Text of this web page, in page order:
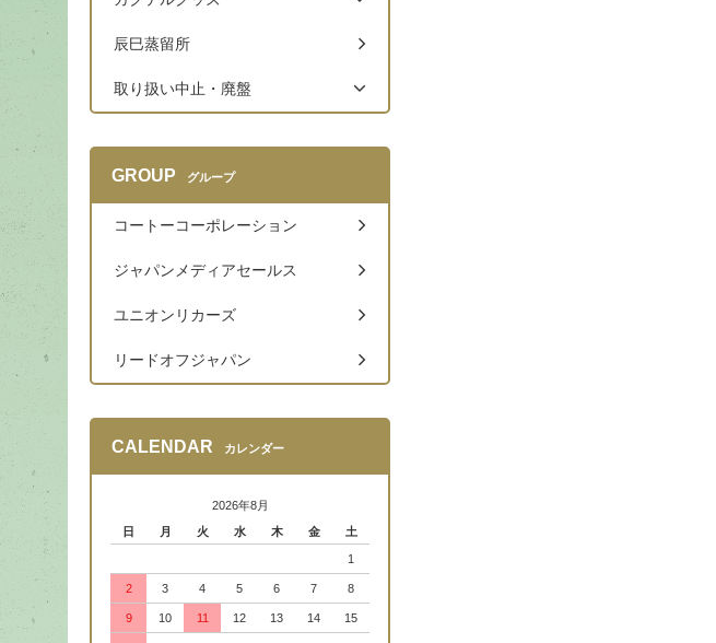
辰巳蒸留所
取り扱い中止・廃盤
GROUP グループ
コートーコーポレーション
ジャパンメディアセールス
ユニオンリカーズ
リードオフジャパン
CALENDAR カレンダー
2026年8月
日
月 火 水 木 金 土
1
2 3 4 5 6 7 8
9 10 11 12 13 14 15